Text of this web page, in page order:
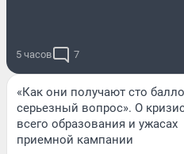
5 часов 7
«Как они получают сто
серьезный вопрос». О
всего образования и ужасах
приемной кампании